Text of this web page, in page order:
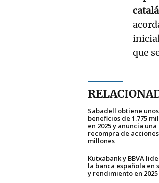
que
Sabadell obtiene unos
beneficios de 1.775
en 2025 y anuncia una
recompra de acciones
millones
Kutxabank y BBVA
la banca española en
y rendimiento en 2025